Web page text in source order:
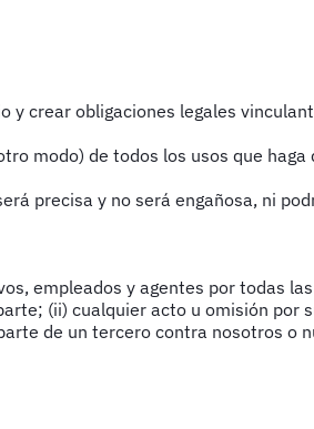
crear obligaciones legales
modo) de todos los usos que
precisa y no será engañosa, ni
empleados y agentes por todas
(ii) cualquier acto u omisión
de un tercero contra nosotros